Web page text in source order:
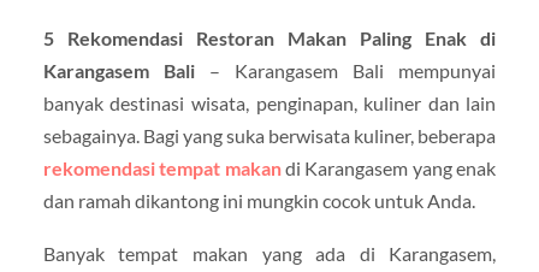
5 Rekomendasi Restoran Makan Paling Enak di
Karangasem Bali– Karangasem Bali mempunyai
banyak destinasi wisata, penginapan, kuliner dan lain
sebagainya. Bagi yang suka berwisata kuliner, beberapa
rekomendasi tempat makandi Karangasem yang enak
dan ramah dikantong ini mungkin cocok untuk Anda.
Banyak tempat makan yang ada di Karangasem,